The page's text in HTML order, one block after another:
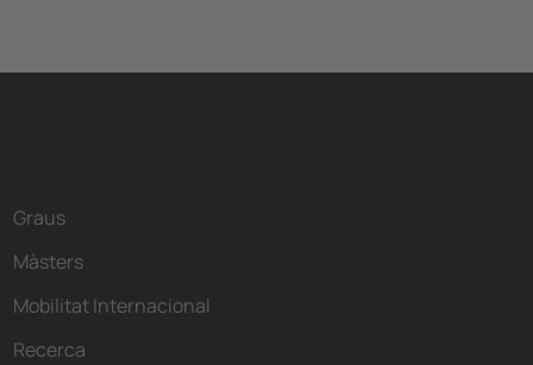
Graus
Màsters
Mobilitat Internacional
Recerca